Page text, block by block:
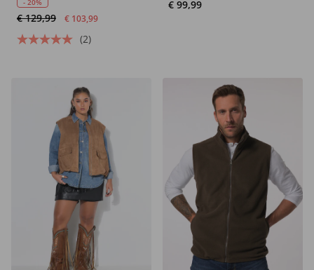
- 20%
€ 129,99 € 103,99
(2)
€ 99,99